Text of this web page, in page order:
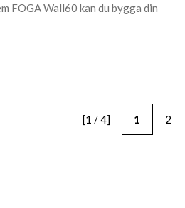
FOGA Wall60 kan du bygga din
[1 / 4] 1 2